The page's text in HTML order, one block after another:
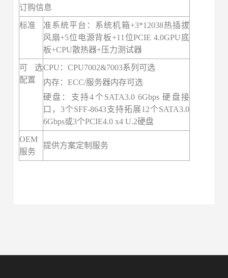
订购信息
标准
准系统平台：系统机箱+3*12038热插拔
风扇+5位电源背板+11位PCIE 4.0GPU底
板+CPU散热器+压力测试器
可选
配置
CPU：CPU7002&7003系列可选
内存：ECC/服务器内存可选
硬盘：支持4个SATA3.0 6Gbps 硬盘接
口，3个SFF-8643支持拓展12个SATA3.0
6Gbps或3个PCIE4.0 x4 U.2硬盘
OEM
服务
提供方案定制服务